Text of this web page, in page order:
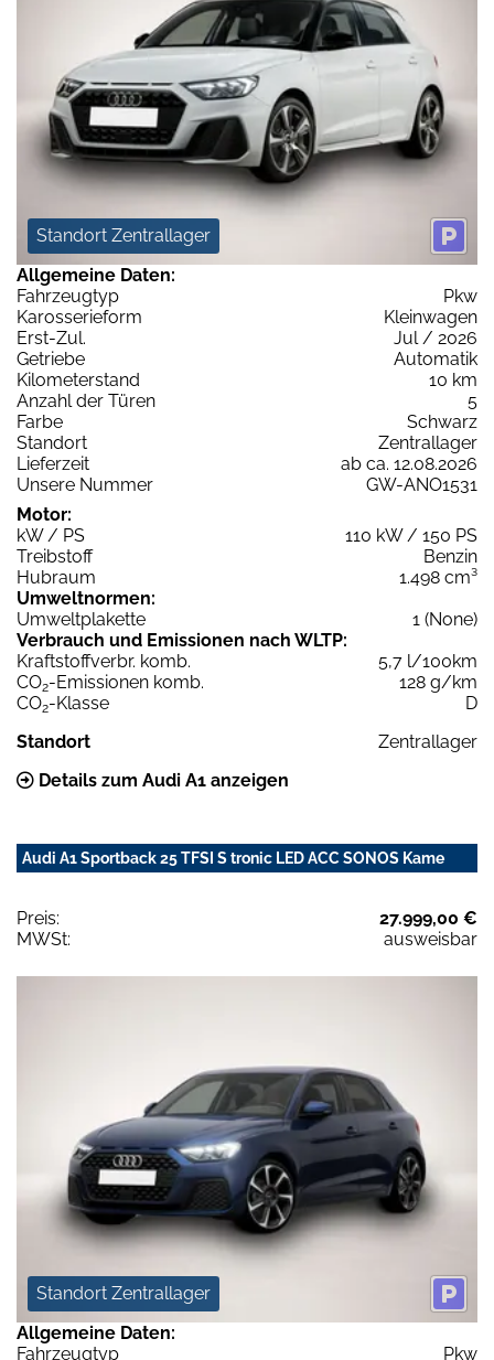
Standort Zentrallager
Allgemeine Daten:
Fahrzeugtyp
Pkw
Karosserieform
Kleinwagen
Erst-Zul.
Jul / 2026
Getriebe
Automatik
Kilometerstand
10 km
Anzahl der Türen
5
Farbe
Schwarz
Standort
Zentrallager
Lieferzeit
ab ca. 12.08.2026
Unsere Nummer
GW-ANO1531
Motor:
kW / PS
110 kW / 150 PS
Treibstoff
Benzin
Hubraum
1.498 cm³
Umweltnormen:
Umweltplakette
1 (None)
Verbrauch und Emissionen nach WLTP:
Kraftstoffverbr. komb.
5,7 l/100km
CO2-Emissionen komb.
128 g/km
CO2-Klasse
D
Standort
Zentrallager
Details zum Audi A1 anzeigen
Audi A1 Sportback 25 TFSI S tronic LED ACC SONOS Kame
Preis:
27.999,00 €
MWSt:
ausweisbar
Standort Zentrallager
Allgemeine Daten:
Fahrzeugtyp
Pkw